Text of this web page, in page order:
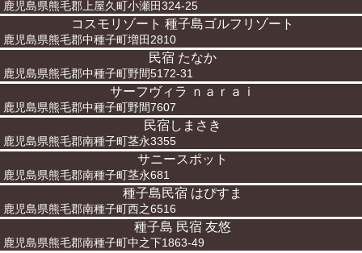
鹿児島県熊毛郡上屋久町小瀬田324-25
コスモリゾート 種子島ゴルフリゾート
鹿児島県熊毛郡中種子町増田2810
民宿 たなか
鹿児島県熊毛郡中種子町野間5172-31
サーフヴィラ ｎａｒａｉ
鹿児島県熊毛郡中種子町野間7607
民宿しまさき
鹿児島県熊毛郡南種子町茎永3355
サニースポット
鹿児島県熊毛郡南種子町茎永681
種子島民宿 はぴすま
鹿児島県熊毛郡南種子町西之6516
種子島 民宿 友悠
鹿児島県熊毛郡南種子町中之下1863-49